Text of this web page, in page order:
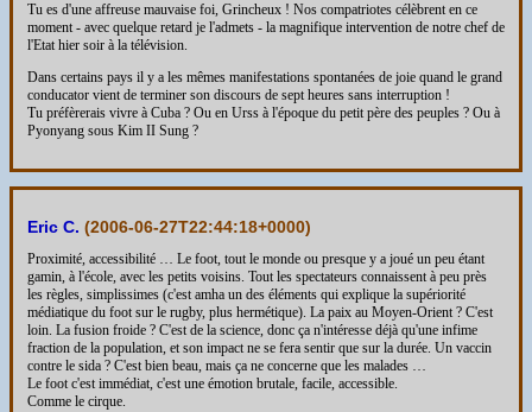
Tu es d'une affreuse mauvaise foi, Grincheux ! Nos compatriotes célèbrent en ce
moment - avec quelque retard je l'admets - la magnifique intervention de notre chef de
l'Etat hier soir à la télévision.
Dans certains pays il y a les mêmes manifestations spontanées de joie quand le grand
conducator vient de terminer son discours de sept heures sans interruption !
Tu préfèrerais vivre à Cuba ? Ou en Urss à l'époque du petit père des peuples ? Ou à
Pyonyang sous Kim II Sung ?
Eric C. (2006-06-27T22:44:18+0000)
Proximité, accessibilité … Le foot, tout le monde ou presque y a joué un peu étant
gamin, à l'école, avec les petits voisins. Tout les spectateurs connaissent à peu près
les règles, simplissimes (c'est amha un des éléments qui explique la supériorité
médiatique du foot sur le rugby, plus hermétique). La paix au Moyen-Orient ? C'est
loin. La fusion froide ? C'est de la science, donc ça n'intéresse déjà qu'une infime
fraction de la population, et son impact ne se fera sentir que sur la durée. Un vaccin
contre le sida ? C'est bien beau, mais ça ne concerne que les malades …
Le foot c'est immédiat, c'est une émotion brutale, facile, accessible.
Comme le cirque.